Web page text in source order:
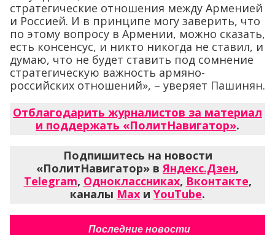
стратегические отношения между Арменией
и Россией. И в принципе могу заверить, что
по этому вопросу в Армении, можно сказать,
есть консенсус, и никто никогда не ставил, и
думаю, что не будет ставить под сомнение
стратегическую важность армяно-
российских отношений», – уверяет Пашинян.
Отблагодарить журналистов за материал
и поддержать «ПолитНавигатор».
Подпишитесь на новости
«ПолитНавигатор» вЯндекс.Дзен,
Telegram, Одноклассниках, Вконтакте,
каналы Max и YouTube.
Последние новости